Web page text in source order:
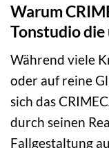
Warum
Tonstudio
Während viele
oder auf reine
sich das
durch seinen
Fallgestaltung